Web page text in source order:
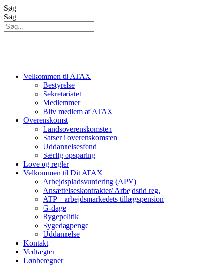
Videre
til
indhold
Søg
Søg
Velkommen til ATAX
Bestyrelse
Sekretariatet
Medlemmer
Bliv medlem af ATAX
Overenskomst
Landsoverenskomsten
Satser i overenskomsten
Uddannelsesfond
Særlig opsparing
Love og regler
Velkommen til Dit ATAX
Arbejdspladsvurdering (APV)
Ansættelseskontrakter/ Arbejdstid reg.
ATP – arbejdsmarkedets tillægspension
G-dage
Rygepolitik
Sygedagpenge
Uddannelse
Kontakt
Vedtægter
Lønberegner